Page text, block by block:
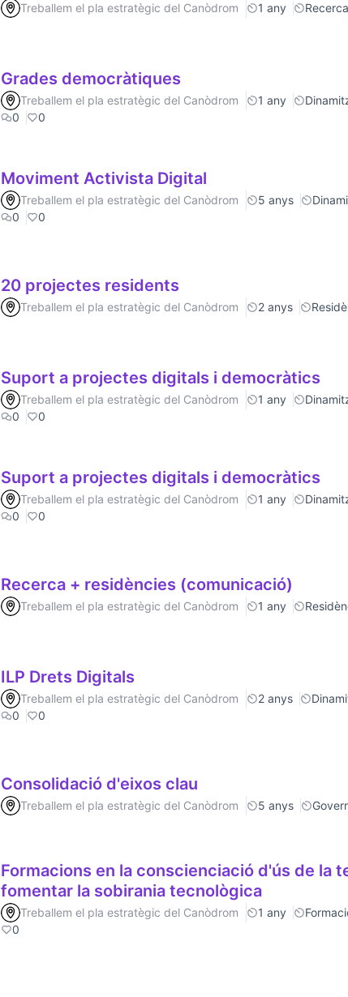
Treballem el pla estratègic del Canòdrom 1 any Recerca
Grades democràtiques
Treballem el pla estratègic del Canòdrom 1 any
0
0
Moviment Activista Digital
Treballem el pla estratègic del Canòdrom 5 anys
0
0
20 projectes residents
Treballem el pla estratègic del Canòdrom 2 anys
Suport a projectes digitals i democràtics
Treballem el pla estratègic del Canòdrom 1 any
0
0
Suport a projectes digitals i democràtics
Treballem el pla estratègic del Canòdrom 1 any
0
0
Recerca + residències (comunicació)
Treballem el pla estratègic del Canòdrom 1 any
ILP Drets Digitals
Treballem el pla estratègic del Canòdrom 2 anys
0
0
Consolidació d'eixos clau
Treballem el pla estratègic del Canòdrom 5 anys
Formacions en la conscienciació d'ús de la
fomentar la sobirania tecnològica
Treballem el pla estratègic del Canòdrom 1 any
0